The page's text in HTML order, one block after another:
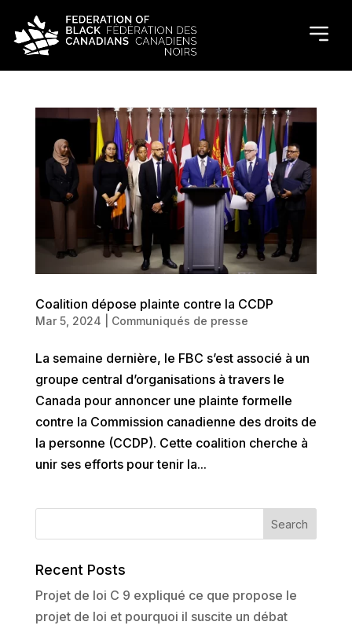
Coalition dépose plainte contre la CCDP
Mar 5, 2024 Communiqués de presse
La semaine dernière, le FBC s’est associé à un
groupe central d’organisations à travers le
Canada pour annoncer une plainte formelle
contre la Commission canadienne des droits de
la personne (CCDP). Cette coalition cherche à
unir ses efforts pour tenir la...
Recent Posts
Projet de loi C 9 expliqué ce que propose le
projet de loi et pourquoi il suscite un débat